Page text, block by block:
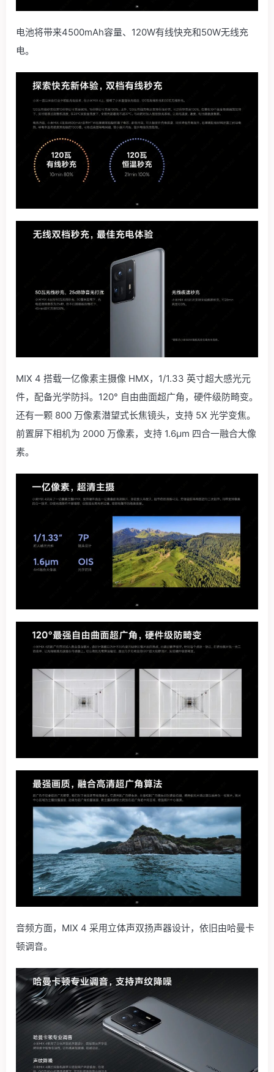
电池将带来4500mAh容量、120W有线快充和50W无线充
电。
MIX 4 搭载一亿像素主摄像 HMX，1/1.33 英寸超大感光元
件，配备光学防抖。120° 自由曲面超广角，硬件级防畸变。
还有一颗 800 万像素潜望式长焦镜头，支持 5X 光学变焦。
前置屏下相机为 2000 万像素，支持 1.6μm 四合一融合大像
素。
音频方面，MIX 4 采用立体声双扬声器设计，依旧由哈曼卡
顿调音。